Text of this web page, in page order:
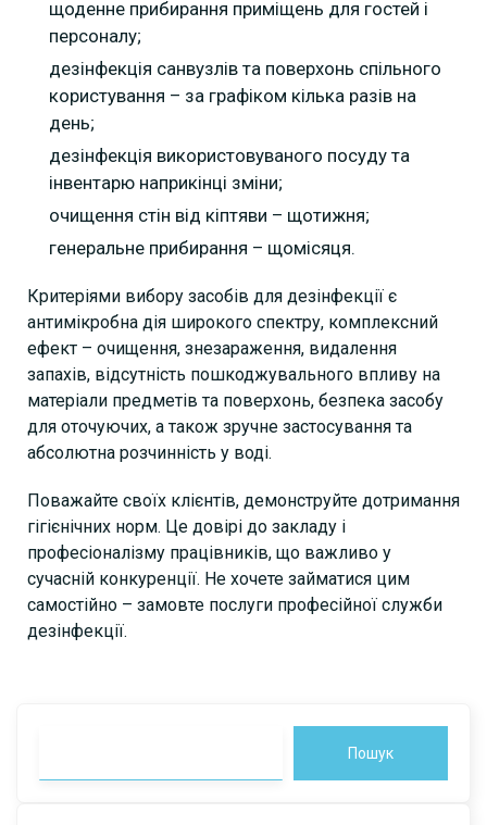
щоденне прибирання приміщень для гостей і
персоналу;
дезінфекція санвузлів та поверхонь спільного
користування – за графіком кілька разів на
день;
дезінфекція використовуваного посуду та
інвентарю наприкінці зміни;
очищення стін від кіптяви – щотижня;
генеральне прибирання – щомісяця.
Критеріями вибору засобів для дезінфекції є
антимікробна дія широкого спектру, комплексний
ефект – очищення, знезараження, видалення
запахів, відсутність пошкоджувального впливу на
матеріали предметів та поверхонь, безпека засобу
для оточуючих, а також зручне застосування та
абсолютна розчинність у воді.
Поважайте своїх клієнтів, демонструйте дотримання
гігієнічних норм. Це довірі до закладу і
професіоналізму працівників, що важливо у
сучасній конкуренції. Не хочете займатися цим
самостійно – замовте послуги професійної служби
дезінфекції.
Пошук